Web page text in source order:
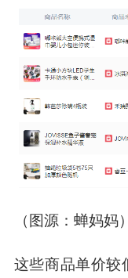
（图源：蝉妈妈）
这些商品单价较